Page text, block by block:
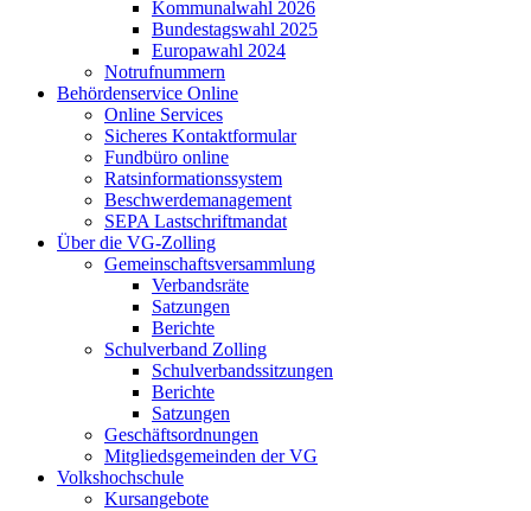
Kommunalwahl 2026
Bundestagswahl 2025
Europawahl 2024
Notrufnummern
Behördenservice Online
Online Services
Sicheres Kontaktformular
Fundbüro online
Ratsinformationssystem
Beschwerdemanagement
SEPA Lastschriftmandat
Über die VG-Zolling
Gemeinschaftsversammlung
Verbandsräte
Satzungen
Berichte
Schulverband Zolling
Schulverbandssitzungen
Berichte
Satzungen
Geschäftsordnungen
Mitgliedsgemeinden der VG
Volkshochschule
Kursangebote